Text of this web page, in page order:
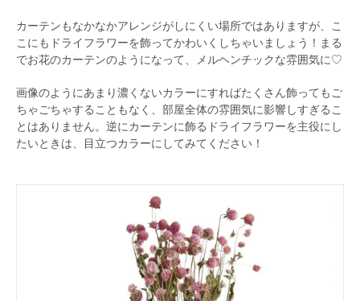
カーテンもなかなかアレンジがしにくい場所ではありますが、こ
こにもドライフラワーを飾ってかわいくしちゃいましょう！まる
でお花のカーテンのようになって、メルヘンチックな雰囲気に♡
画像のようにあまり濃くないカラーにすればたくさん飾ってもご
ちゃごちゃすることもなく、部屋全体の雰囲気に影響しすぎるこ
とはありません。逆にカーテンに飾るドライフラワーを主役にし
たいときは、目立つカラーにしてみてください！